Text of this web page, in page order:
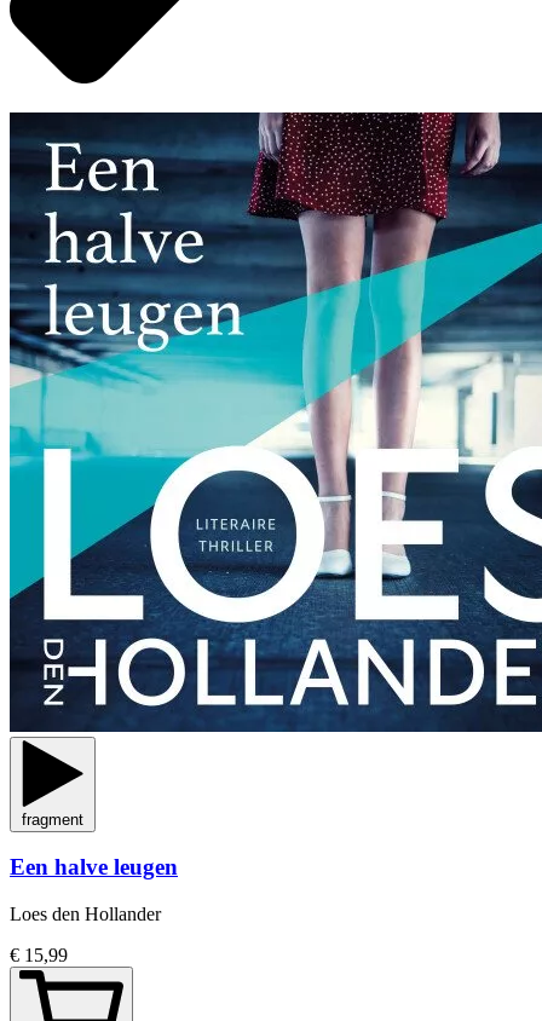
fragment
Een halve leugen
Loes den Hollander
€ 15,99